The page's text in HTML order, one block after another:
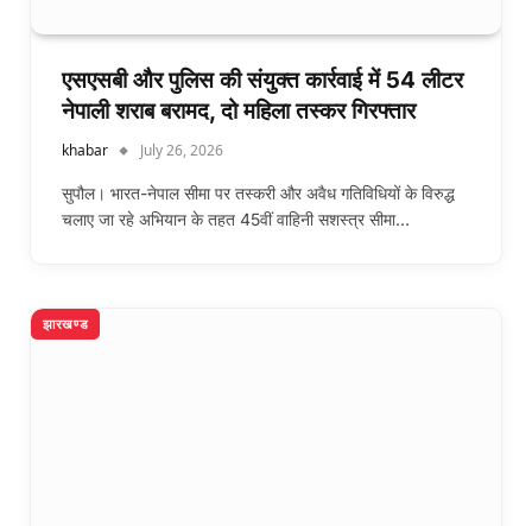
एसएसबी और पुलिस की संयुक्त कार्रवाई में 54 लीटर
नेपाली शराब बरामद, दो महिला तस्कर गिरफ्तार
khabar July 26, 2026
सुपौल। भारत-नेपाल सीमा पर तस्करी और अवैध गतिविधियों के विरुद्ध
चलाए जा रहे अभियान के तहत 45वीं वाहिनी सशस्त्र सीमा…
झारखण्ड